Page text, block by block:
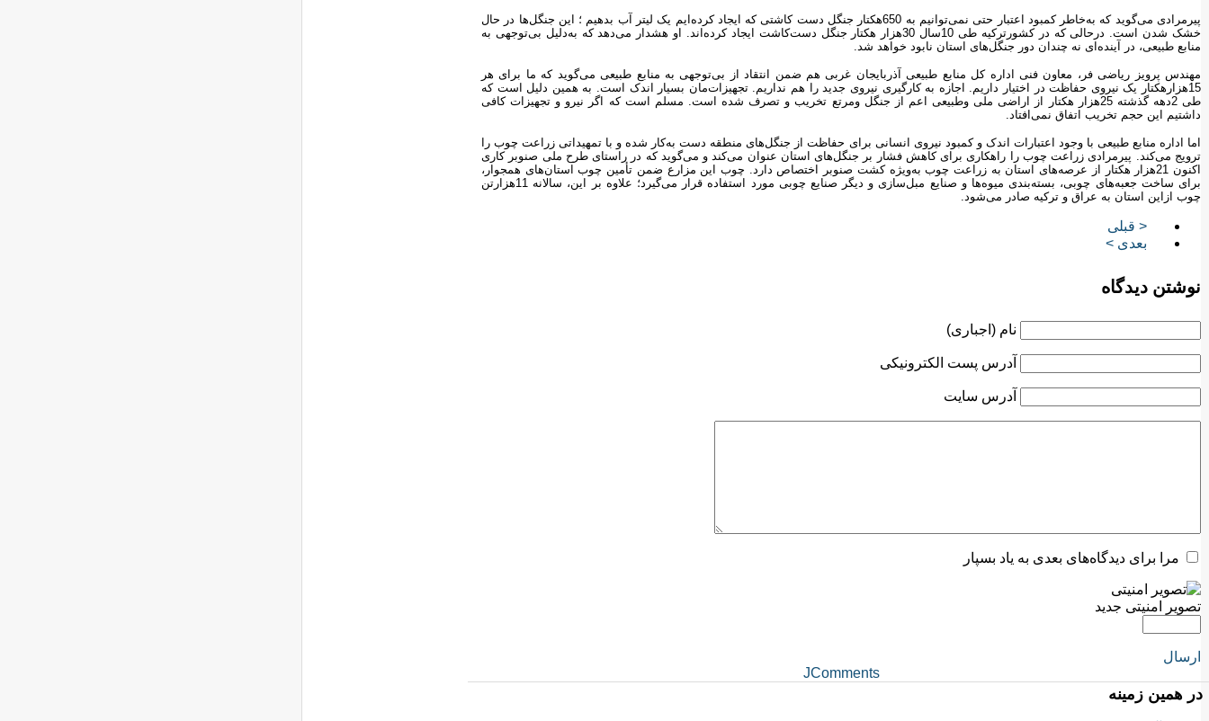
پیرمرادی می‌گوید که به‌خاطر کمبود اعتبار حتی نمی‌توانیم به 650هکتار جنگل دست کاشتی که ایجاد کرده‌ایم یک لیتر آب بدهیم ؛ این جنگل‌ها در حال
خشک شدن است. درحالی که در کشورترکیه طی 10سال 30هزار هکتار جنگل دست‌کاشت ایجاد کرده‌اند. او هشدار می‌دهد که به‌دلیل بی‌توجهی به
منابع طبیعی، در آینده‌ای نه چندان دور جنگل‌های استان نابود خواهد شد.
مهندس پرویز ریاضی فر، معاون فنی اداره کل منابع طبیعی آذربایجان غربی هم ضمن انتقاد از بی‌توجهی به منابع طبیعی می‌گوید که ما برای هر
15هزارهکتار یک نیروی حفاظت در اختیار داریم. اجازه به کارگیری نیروی جدید را هم نداریم. تجهیزات‌مان بسیار اندک است. به همین دلیل است که
طی 2دهه گذشته 25هزار هکتار از اراضی ملی وطبیعی اعم از جنگل ومرتع تخریب و تصرف شده است. مسلم است که اگر نیرو و تجهیزات کافی
داشتیم این حجم تخریب اتفاق نمی‌افتاد.
اما اداره منابع طبیعی با وجود اعتبارات اندک و کمبود نیروی انسانی برای حفاظت از جنگل‌های منطقه دست به‌کار شده و با تمهیداتی زراعت چوب را
ترویج می‌کند. پیرمرادی زراعت چوب را راهکاری برای کاهش فشار بر جنگل‌های استان عنوان می‌کند و می‌گوید که در راستای طرح ملی صنوبر کاری
اکنون 21هزار هکتار از عرصه‌های استان به زراعت چوب به‌ویژه کشت صنوبر اختصاص دارد. چوب این مزارع ضمن تأمین چوب استان‌های همجوار،
برای ساخت جعبه‌های چوبی، بسته‌بندی میوه‌ها و صنایع مبل‌سازی و دیگر صنایع چوبی مورد استفاده قرار می‌گیرد؛ علاوه بر این، سالانه 11هزارتن
چوب ازاین استان به عراق و ترکیه صادر می‌شود.
< قبلی
بعدی >
نوشتن دیدگاه
نام (اجباری)
آدرس پست الکترونیکی
آدرس سایت
مرا برای دیدگاه‌های بعدی به یاد بسپار
تصویر امنیتی جدید
ارسال
JComments
در همین زمینه